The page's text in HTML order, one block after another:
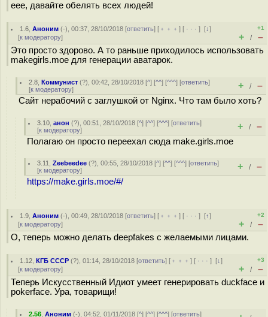
еее, давайте обелять всех людей!
1.6 ,Аноним (-), 00:37, 28/10/2018 [ответить] [ ﹢﹢﹢] [ · · ·][↓]
[к модератору]
+1
+ / –
Это просто здорово. А то раньше приходилось использовать
makegirls.moe для генерации аватарок.
2.8 ,Коммунист (?), 00:42, 28/10/2018 [^] [^^] [^^^] [ответить]
[к модератору] + / –
Сайт нерабочий с заглушкой от Nginx. Что там было хоть?
3.10 ,анон (?), 00:51, 28/10/2018 [^] [^^] [^^^] [ответить]
[к модератору] + / –
Полагаю он просто переехал сюда make.girls.moe
3.11 ,Zeebeedee (?), 00:55, 28/10/2018 [^] [^^] [^^^] [ответить]
[к модератору] + / –
https://make.girls.moe/#/
1.9 ,Аноним (-), 00:49, 28/10/2018 [ответить] [ ﹢﹢﹢] [ · · ·][↑]
[к модератору]
+2
+ / –
О, теперь можно делать deepfakes с желаемыми лицами.
1.12 ,КГБ СССР (?), 01:14, 28/10/2018 [ответить] [ ﹢﹢﹢] [ · · ·][↓]
[к модератору]
+3
+ / –
Теперь Искусственный Идиот умеет генерировать duckface и
pokerface. Ура, товарищи!
2.56 ,Аноним (-), 04:52, 01/11/2018 [^] [^^] [^^^] [ответить]